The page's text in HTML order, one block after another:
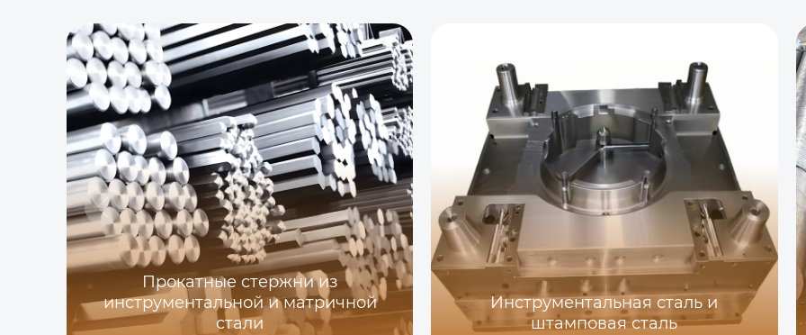
Прокатные стержни из
инструментальной и матричной
стали
Инструментальная сталь и
штамповая сталь